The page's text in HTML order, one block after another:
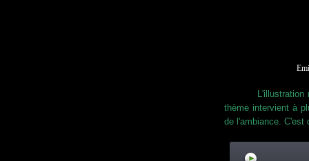
L'illustration
thème intervient à
de l'ambiance. C'est